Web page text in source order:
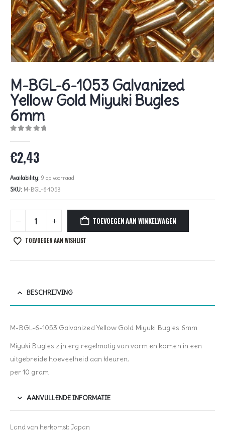
M-BGL-6-1053 Galvanized
Yellow Gold Miyuki Bugles
6mm
€2,43
Availability: 9 op voorraad
SKU: M-BGL-6-1053
TOEVOEGEN AAN WINKELWAGEN
TOEVOEGEN AAN WISHLIST
BESCHRIJVING
M-BGL-6-1053 Galvanized Yellow Gold Miyuki Bugles 6mm
Miyuki Bugles zijn erg regelmatig van vorm en komen in een
uitgebreide hoeveelheid aan kleuren.
per 10 gram
AANVULLENDE INFORMATIE
Land van herkomst: Japan